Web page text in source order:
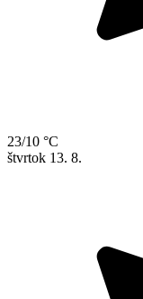
23/10 °C
štvrtok 13. 8.